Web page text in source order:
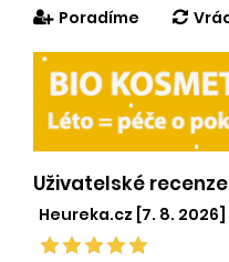
Poradíme
Uživatelské
Heureka.cz [7. 8. 2026]